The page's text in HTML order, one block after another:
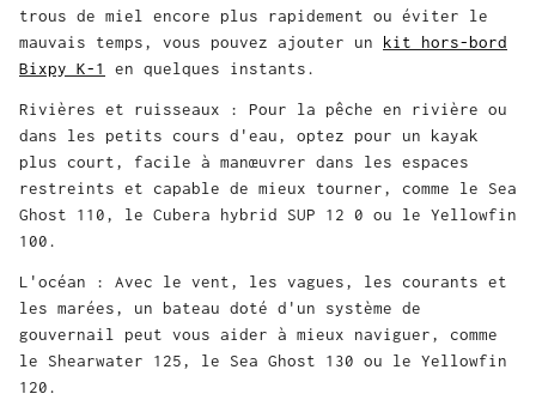
trous de miel encore plus rapidement ou éviter le
mauvais temps, vous pouvez ajouter un kit hors-bord
Bixpy K-1
en quelques instants.
Rivières et ruisseaux : Pour la pêche en rivière ou
dans les petits cours d'eau, optez pour un kayak
plus court, facile à manœuvrer dans les espaces
restreints et capable de mieux tourner, comme le Sea
Ghost 110, le Cubera hybrid SUP 12 0 ou le Yellowfin
100 .
L'océan : Avec le vent, les vagues, les courants et
les marées, un bateau doté d'un système de
gouvernail peut vous aider à mieux naviguer, comme
le Shearwater 125, le Sea Ghost 130 ou le Yellowfin
120 .